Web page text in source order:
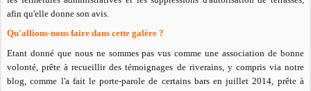
afin qu'elle donne son avis.
Qu'allions-nous faire dans cette galère ?
Etant donné que nous ne sommes pas vus comme une association de bonne
volonté, prête à recueillir des témoignages de riverains, y compris via notre
blog, comme l'a fait le porte-parole de certains bars en juillet 2014, prête à